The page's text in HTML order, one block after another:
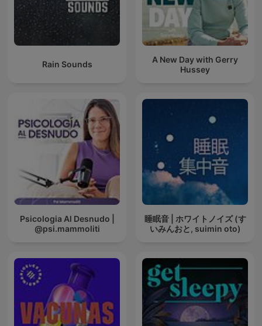
Rain Sounds
A New Day with Gerry
Hussey
Psicologia Al Desnudo |
@psi.mammoliti
睡眠音 | ホワイトノイズ (す
いみんおと, suimin oto)